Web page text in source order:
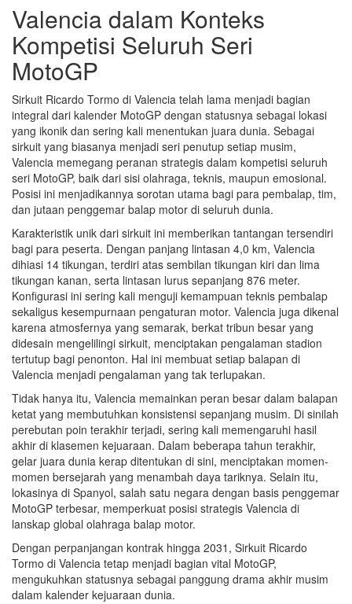
Valencia dalam Konteks
Kompetisi Seluruh Seri
MotoGP
Sirkuit Ricardo Tormo di Valencia telah lama menjadi bagian
integral dari kalender MotoGP dengan statusnya sebagai lokasi
yang ikonik dan sering kali menentukan juara dunia. Sebagai
sirkuit yang biasanya menjadi seri penutup setiap musim,
Valencia memegang peranan strategis dalam kompetisi seluruh
seri MotoGP, baik dari sisi olahraga, teknis, maupun emosional.
Posisi ini menjadikannya sorotan utama bagi para pembalap, tim,
dan jutaan penggemar balap motor di seluruh dunia.
Karakteristik unik dari sirkuit ini memberikan tantangan tersendiri
bagi para peserta. Dengan panjang lintasan 4,0 km, Valencia
dihiasi 14 tikungan, terdiri atas sembilan tikungan kiri dan lima
tikungan kanan, serta lintasan lurus sepanjang 876 meter.
Konfigurasi ini sering kali menguji kemampuan teknis pembalap
sekaligus kesempurnaan pengaturan motor. Valencia juga dikenal
karena atmosfernya yang semarak, berkat tribun besar yang
didesain mengelilingi sirkuit, menciptakan pengalaman stadion
tertutup bagi penonton. Hal ini membuat setiap balapan di
Valencia menjadi pengalaman yang tak terlupakan.
Tidak hanya itu, Valencia memainkan peran besar dalam balapan
ketat yang membutuhkan konsistensi sepanjang musim. Di sinilah
perebutan poin terakhir terjadi, sering kali memengaruhi hasil
akhir di klasemen kejuaraan. Dalam beberapa tahun terakhir,
gelar juara dunia kerap ditentukan di sini, menciptakan momen-
momen bersejarah yang menambah daya tariknya. Selain itu,
lokasinya di Spanyol, salah satu negara dengan basis penggemar
MotoGP terbesar, memperkuat posisi strategis Valencia di
lanskap global olahraga balap motor.
Dengan perpanjangan kontrak hingga 2031, Sirkuit Ricardo
Tormo di Valencia tetap menjadi bagian vital MotoGP,
mengukuhkan statusnya sebagai panggung drama akhir musim
dalam kalender kejuaraan dunia.